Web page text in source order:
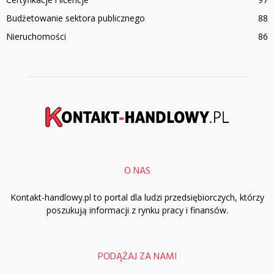
Budżetowanie sektora publicznego
88
Nieruchomości
86
O NAS
Kontakt-handlowy.pl to portal dla ludzi przedsiębiorczych, którzy
poszukują informacji z rynku pracy i finansów.
PODĄŻAJ ZA NAMI